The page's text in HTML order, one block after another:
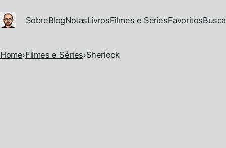
Ir para conteúdo principal
SobreBlogNotasLivrosFilmes e SériesFavoritosBusca
Home›Filmes e Séries›Sherlock